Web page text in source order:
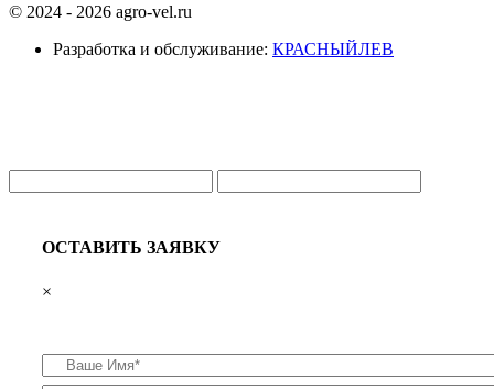
© 2024 - 2026 agro-vel.ru
Разработка и обслуживание: КРАСНЫЙЛЕВ
ОСТАВИТЬ ЗАЯВКУ
×